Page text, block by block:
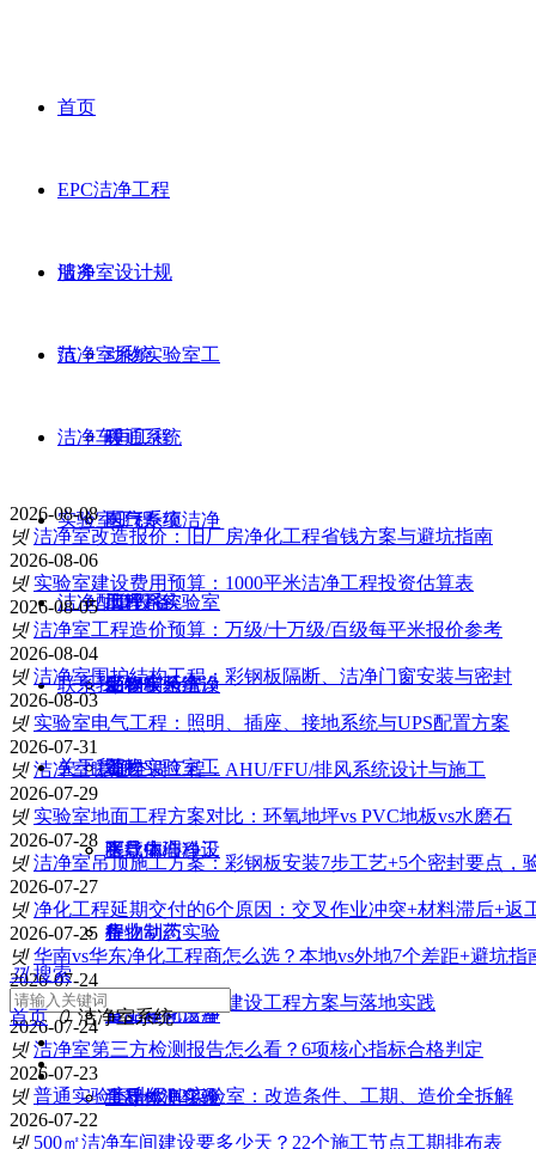
首页
EPC洁净工程
服务
动物实验室工
程
医疗专项洁净
工程
生物制药洁净
工程
半导体洁净工
程
食品车间洁净
工程
洁净室设计规
范
洁净室系统
暖通系统
电气系统
地坪系统
彩钢板系统
洁净车间工程
实验室工程
病理科实验室
工程
动物实验室工
程
生物制药实验
室工程
食品检测实验
洁净配套设备
动物实验室设
备
医疗病理科设
备
食品净化设备
半导体净化设
联系我们
关于我们
下载中心
行业动态
2026-08-08
넷 洁净室改造报价：旧厂房净化工程省钱方案与避坑指南
2026-08-06
넷 实验室建设费用预算：1000平米洁净工程投资估算表
2026-08-05
넷 洁净室工程造价预算：万级/十万级/百级每平米报价参考
2026-08-04
넷 洁净室围护结构工程：彩钢板隔断、洁净门窗安装与密封
2026-08-03
넷 实验室电气工程：照明、插座、接地系统与UPS配置方案
2026-07-31
넷 洁净室暖通空调工程：AHU/FFU/排风系统设计与施工
2026-07-29
넷 实验室地面工程方案对比：环氧地坪vs PVC地板vs水磨石
2026-07-28
넷 洁净室吊顶施工方案：彩钢板安装7步工艺+5个密封要点，
2026-07-27
넷 净化工程延期交付的6个原因：交叉作业冲突+材料滞后+返
2026-07-25
넷 华南vs华东净化工程商怎么选？本地vs外地7个差距+避坑指
2026-07-24
넷 标准化有机仪器室整体建设工程方案与落地实践
2026-07-24
넷 洁净室第三方检测报告怎么看？6项核心指标合格判定
2026-07-23
넷 普通实验室升级P2实验室：改造条件、工期、造价全拆解
2026-07-22
넷 500㎡洁净车间建设要多少天？22个施工节点工期排布表
끠 搜索
首页 ꄲ 洁净室系统